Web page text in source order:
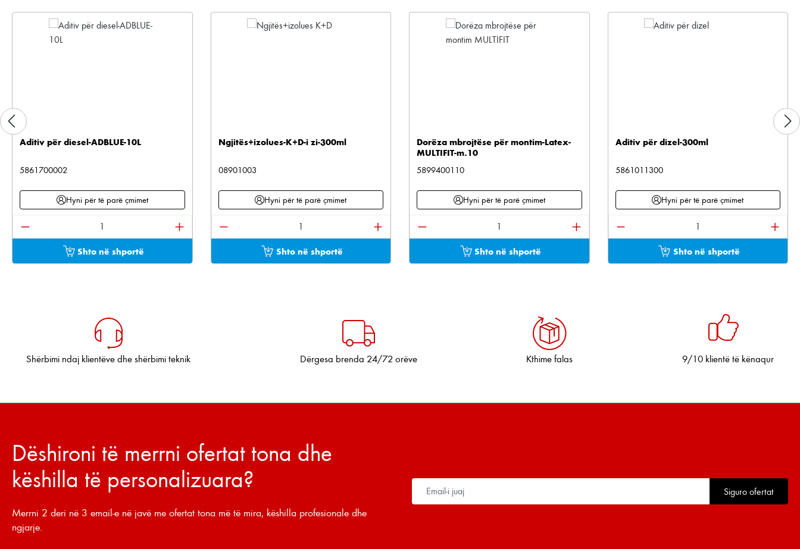
Aditiv për diesel-ADBLUE-10L
5861700002
Hyni për të parë çmimet
Sasia e produktit: Shkruani sasinë e dëshiruar ose përdorni butonat për të rritur ose ulur sasinë.
Shto në shportë
Ngjitës+izolues-K+D-i zi-300ml
08901003
Hyni për të parë çmimet
Sasia e produktit: Shkruani sasinë e dëshiruar ose përdorni butonat për të rritur ose ulur sasinë.
Shto në shportë
Dorëza mbrojtëse për montim-Latex-
MULTIFIT-m.10
5899400110
Hyni për të parë çmimet
Sasia e produktit: Shkruani sasinë e dëshiruar ose përdorni butonat për
Shto në shportë
Aditiv për dizel-300ml
5861011300
Hyni për të parë çmimet
Sasia e produktit: Shkruani
Shto në shportë
Shërbimi ndaj klientëve dhe shërbimi teknik Dërgesa brenda 24/72 orëve Kthime falas 9/10 klientë të kënaqur
Dëshironi të merrni ofertat tona dhe
këshilla të personalizuara?
Merrni 2 deri në 3 email-e në javë me ofertat tona më të mira, këshilla profesionale dhe
ngjarje.
Siguro ofertat